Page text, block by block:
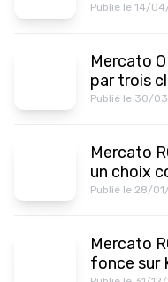
Publié le 14/
Mercato
par trois
Publié le 30/
Mercato
un choix
Publié le 28/
Mercato
fonce sur